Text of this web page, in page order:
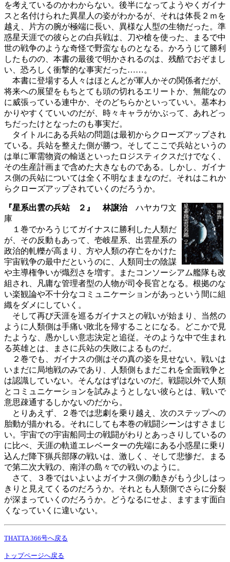
を考えているのかわからない。後半になってようやくガイナ
スと名付けられた異星人の姿がわかるが、それは体長２ｍを
越え、片方の腕が極端に長い、異様な人型の生物だった。準
惑星天涯での彼らとの白兵戦は、刀や槍を使った、まるで中
世の戦争のような奇怪で野蛮なものとなる。かろうじて勝利
したものの、本書の最後で明かされるのは、残酷でおぞまし
い、恐ろしく衝撃的な事実だった……。
本書に登場する人々はほとんどが軍人かその関係者だが、
将来への展望をもちとても頭の切れるエリートか、無能なの
に威張っている連中か、そのどちらかといっていい。基本わ
かりやすくていいのだが、時々キャラがかぶって、あれどっ
ちだったけとなったのも事実だ。
タイトルにある兵站の問題は最初からクローズアップされ
ている。兵站を整えた側が勝つ。そしてここで兵站というの
は単に軍需物資の輸送といったロジスティクスだけでなく、
その生産計画まで含めた大きなものである。しかし、ガイナ
ス側の兵站については全く不明なままなのだ。それはこれか
らクローズアップされていくのだろうか。
『星系出雲の兵站 ２』 林譲治ハヤカワ文
庫
１巻でかろうじてガイナスに勝利した人類だ
が、その反動もあって、壱岐星系、出雲星系の
政治的軋轢が高まり、方や人類の存亡をかけた
宇宙戦争の最中だというのに、人類同士の陰謀
や主導権争いが熾烈さを増す。またコンソーシアム艦隊も改
組され、凡庸な管理者型の人物が司令長官となる。根拠のな
い楽観論や不十分なコミュニケーションがあっという間に組
織をダメにしていく。
そして再び天涯を巡るガイナスとの戦いが始まり、当然の
ように人類側は手痛い敗北を帰することになる。どこかで見
たような、愚かしい意志決定と追従。そのような中で生まれ
る英雄とは、まさに兵站の失敗によるものだ。
２巻でも、ガイナスの側はその真の姿を見せない。戦いは
いまだに局地戦のみであり、人類側もまだこれを全面戦争と
は認識していない。そんなはずはないのだ。戦闘以外で人類
とコミュニケーションを試みようとしない彼らとは、戦いで
意思疎通するしかないのだから。
とりあえず、２巻では悲劇を乗り越え、次のステップへの
胎動が描かれる。それにしても本巻の戦闘シーンはすさまじ
い。宇宙での宇宙船同士の戦闘がわりとあっさりしているの
に比べ、天涯の軌道エレベーターの先端にある小惑星に乗り
込んだ降下猟兵部隊の戦いは、激しく、そして悲惨だ。まる
で第二次大戦の、南洋の島々での戦いのように。
さて、３巻ではいよいよガイナス側の動きがもう少しはっ
きりと見えてくるのだろうか。それとも人類側でさらに分裂
が深まっていくのだろうか。どうなるにせよ、ますます面白
くなっていくに違いない。
THATTA 366号へ戻る
トップページへ戻る